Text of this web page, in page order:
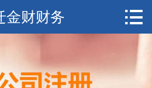
宿迁代理记账
金财财务 